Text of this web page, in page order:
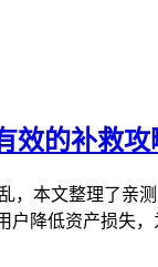
效的补救攻
，本文整理了亲
降低资产损失